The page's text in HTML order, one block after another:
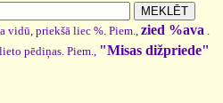
vidū, priekšā liec %. Piem.,zied %ava .
pēdiņas. Piem., "Misas dižpriede"